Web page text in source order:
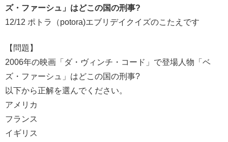
ズ・ファーシュ」はどこの国の刑事?
12/12 ポトラ（potora)エブリデイクイズのこたえです
【問題】
2006年の映画「ダ・ヴィンチ・コード」で登場人物「ベ
ズ・ファーシュ」はどこの国の刑事?
以下から正解を選んでください。
アメリカ
フランス
イギリス